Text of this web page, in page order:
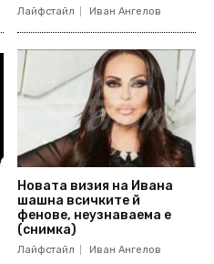
Лайфстайл Иван Ангелов
Новата визия на Ивана
шашна всичките й
фенове, неузнаваема е
(снимка)
Лайфстайл Иван Ангелов